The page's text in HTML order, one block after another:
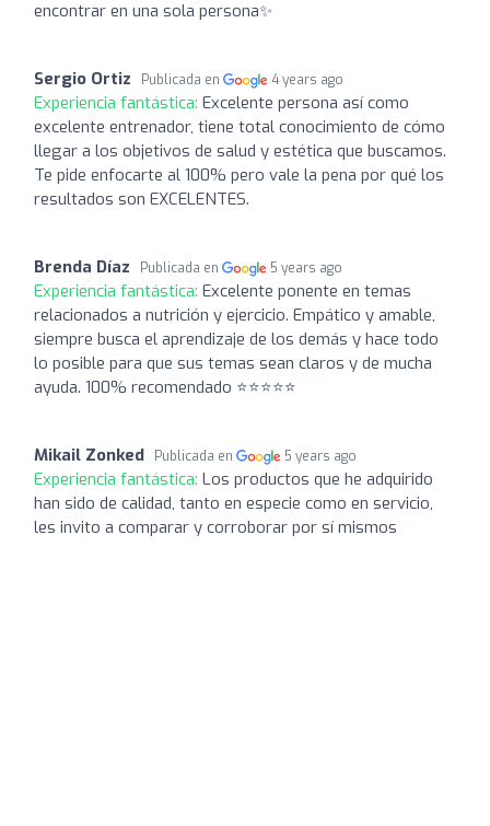
encontrar en una sola persona✨
Sergio Ortiz Publicada en 4 years ago
Experiencia fantástica: Excelente persona así como
excelente entrenador, tiene total conocimiento de cómo
llegar a los objetivos de salud y estética que buscamos.
Te pide enfocarte al 100% pero vale la pena por qué los
resultados son EXCELENTES.
Brenda Díaz Publicada en 5 years ago
Experiencia fantástica: Excelente ponente en temas
relacionados a nutrición y ejercicio. Empático y amable,
siempre busca el aprendizaje de los demás y hace todo
lo posible para que sus temas sean claros y de mucha
ayuda. 100% recomendado ⭐⭐⭐⭐⭐
Mikail Zonked Publicada en 5 years ago
Experiencia fantástica: Los productos que he adquirido
han sido de calidad, tanto en especie como en servicio,
les invito a comparar y corroborar por sí mismos